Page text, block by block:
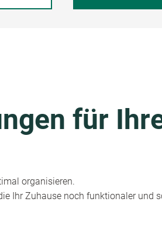
für
organisieren.
Ihr Zuhause noch funktionaler und